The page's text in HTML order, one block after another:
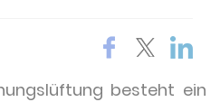
besteht ein